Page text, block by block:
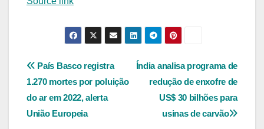
Navegação
de
Post
Índia analisa programa de
redução de enxofre de
US$ 30 bilhões para
usinas de carvão
País Basco registra
1.270 mortes por poluição
do ar em 2022, alerta
União Europeia